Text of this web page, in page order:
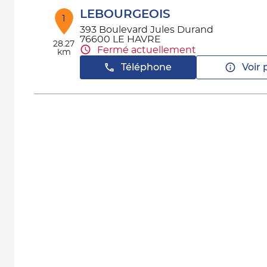
1
28.27
km
LEBOURGEOIS
393 Boulevard Jules Durand
76600 LE HAVRE
Fermé actuellement
Téléphone
Voir